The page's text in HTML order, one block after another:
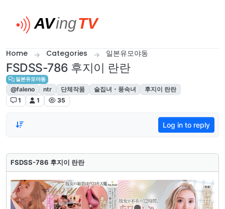
Home Categories 일본유모야동
FSDSS-786 후지이 란란
일본유모야동
@faleno ntr 단체작품 술집녀・풍속녀
후지이 란란
1
1 35
Log in to reply
FSDSS-786 후지이 란란